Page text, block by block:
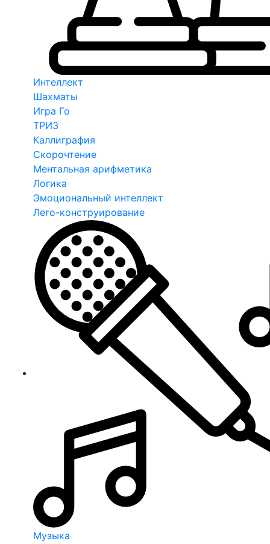
Интеллект
Шахматы
Игра Го
ТРИЗ
Каллиграфия
Скорочтение
Ментальная арифметика
Логика
Эмоциональный интеллект
Лего-конструирование
Музыка